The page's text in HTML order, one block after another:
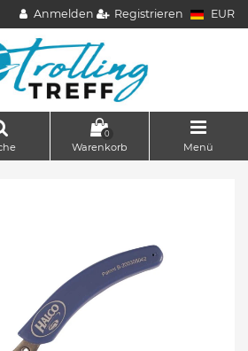
Anmelden Registrieren EUR
0
Warenkorb Menü